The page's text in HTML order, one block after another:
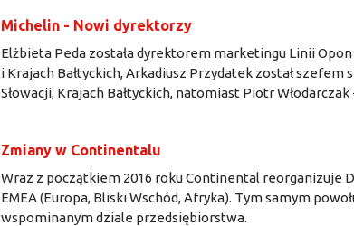
Michelin - Nowi dyrektorzy
Elżbieta Peda została dyrektorem marketingu Linii
i Krajach Bałtyckich, Arkadiusz Przydatek został szefem
Słowacji, Krajach Bałtyckich, natomiast Piotr
Zmiany w Continentalu
Wraz z początkiem 2016 roku Continental reorganizuje
EMEA (Europa, Bliski Wschód, Afryka). Tym samym
wspominanym dziale przedsiębiorstwa.